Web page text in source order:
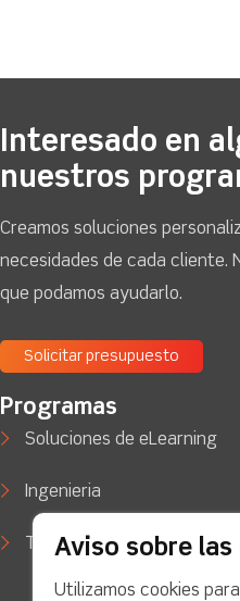
Interesado en
nuestros
Creamos soluciones
necesidades de cada cliente.
que podamos ayudarlo.
Solicitar presupuesto
Programas
Soluciones de eLearning
Ingenieria
Tecnología automotriz
Aviso sobre las
Utilizamos cookies